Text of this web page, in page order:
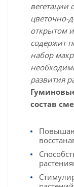
вегетации
цветочно-
открытом
содержит
набор
развития
состав